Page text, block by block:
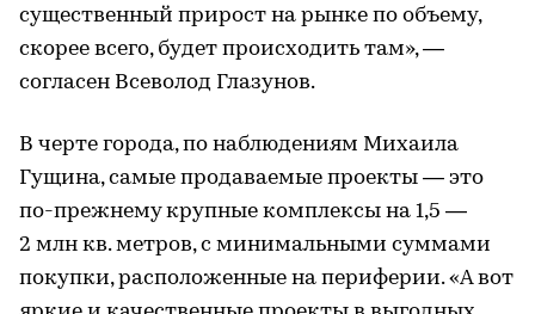
существенный прирост на рынке по объему,
скорее всего, будет происходить там», —
согласен Всеволод Глазунов.
В черте города, по наблюдениям Михаила
Гущина, самые продаваемые проекты — это
по-прежнему крупные комплексы на 1,5 —
2 млн кв. метров, с минимальными суммами
покупки, расположенные на периферии. «А вот